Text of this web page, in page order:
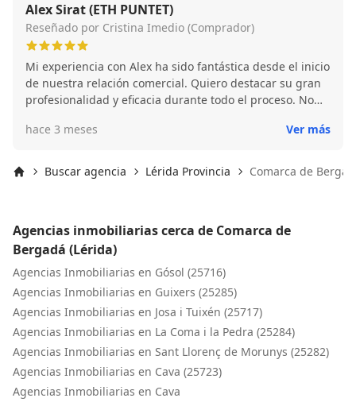
Alex Sirat (ETH PUNTET)
Reseñado por Cristina Imedio (Comprador)
Mi experiencia con Alex ha sido fantástica desde el inicio
de nuestra relación comercial. Quiero destacar su gran
profesionalidad y eficacia durante todo el proceso. No
especialmente a Timur. Desde el primer momento la
dudas con rapidez y aportándonos tranquilidad, lo que
es muy necesario cuando compras un inmueble lejos de
continuado manteniendo ese compromiso de
colaboración después de la firma de la escritura pública
de compraventa, tras lo cual, en principio finalizaría su
labor. Han seguido y siguen colaborando con nosotros y
facilitando las cosas en todo momento. Muy
recomendable para cualquier que busque comprar o
vender un inmueble. Serio implicado y de confianza.
hace 3 meses Ver más
Buscar agencia Lérida Provincia Comarca de
Agencias inmobiliarias cerca de Comarca de
Bergadá (Lérida)
Agencias Inmobiliarias en Gósol (25716)
Agencias Inmobiliarias en Guixers (25285)
Agencias Inmobiliarias en Josa i Tuixén (25717)
Agencias Inmobiliarias en La Coma i la Pedra (25284)
Agencias Inmobiliarias en Sant Llorenç de Morunys (25282)
Agencias Inmobiliarias en Cava (25723)
Agencias Inmobiliarias en Cava